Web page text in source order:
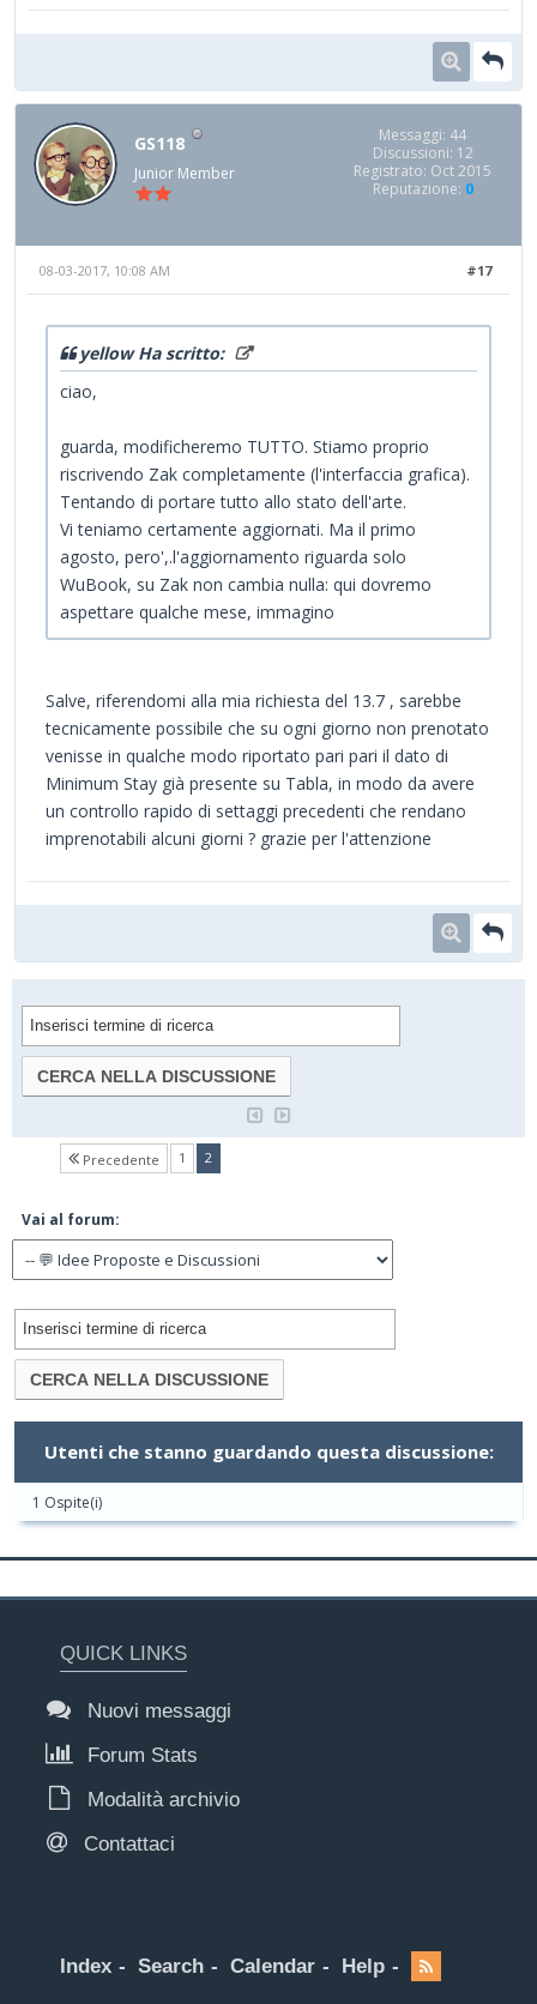
GS118
Junior Member
Messaggi: 44
Discussioni: 12
Registrato: Oct 2015
Reputazione: 0
#17
08-03-2017, 10:08 AM
yellow Ha scritto:
ciao,
guarda, modificheremo TUTTO. Stiamo proprio
riscrivendo Zak completamente (l'interfaccia grafica).
Tentando di portare tutto allo stato dell'arte.
Vi teniamo certamente aggiornati. Ma il primo
agosto, pero',.l'aggiornamento riguarda solo
WuBook, su Zak non cambia nulla: qui dovremo
aspettare qualche mese, immagino
Salve, riferendomi alla mia richiesta del 13.7 , sarebbe
tecnicamente possibile che su ogni giorno non prenotato
venisse in qualche modo riportato pari pari il dato di
Minimum Stay già presente su Tabla, in modo da avere
un controllo rapido di settaggi precedenti che rendano
imprenotabili alcuni giorni ? grazie per l'attenzione
Precedente 1 2(current)
Vai al forum:
Utenti che stanno guardando questa discussione:
1 Ospite(i)
QUICK LINKS
Nuovi messaggi
Forum Stats
Modalità archivio
Contattaci
Index Search Calendar Help